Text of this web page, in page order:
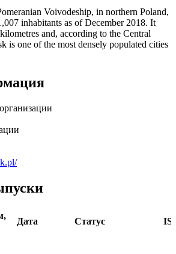
Voivodeship, in northern Poland,
inhabitants as of December 2018. It
and, according to the Central
is one of the most densely populated cities
Дата Статус